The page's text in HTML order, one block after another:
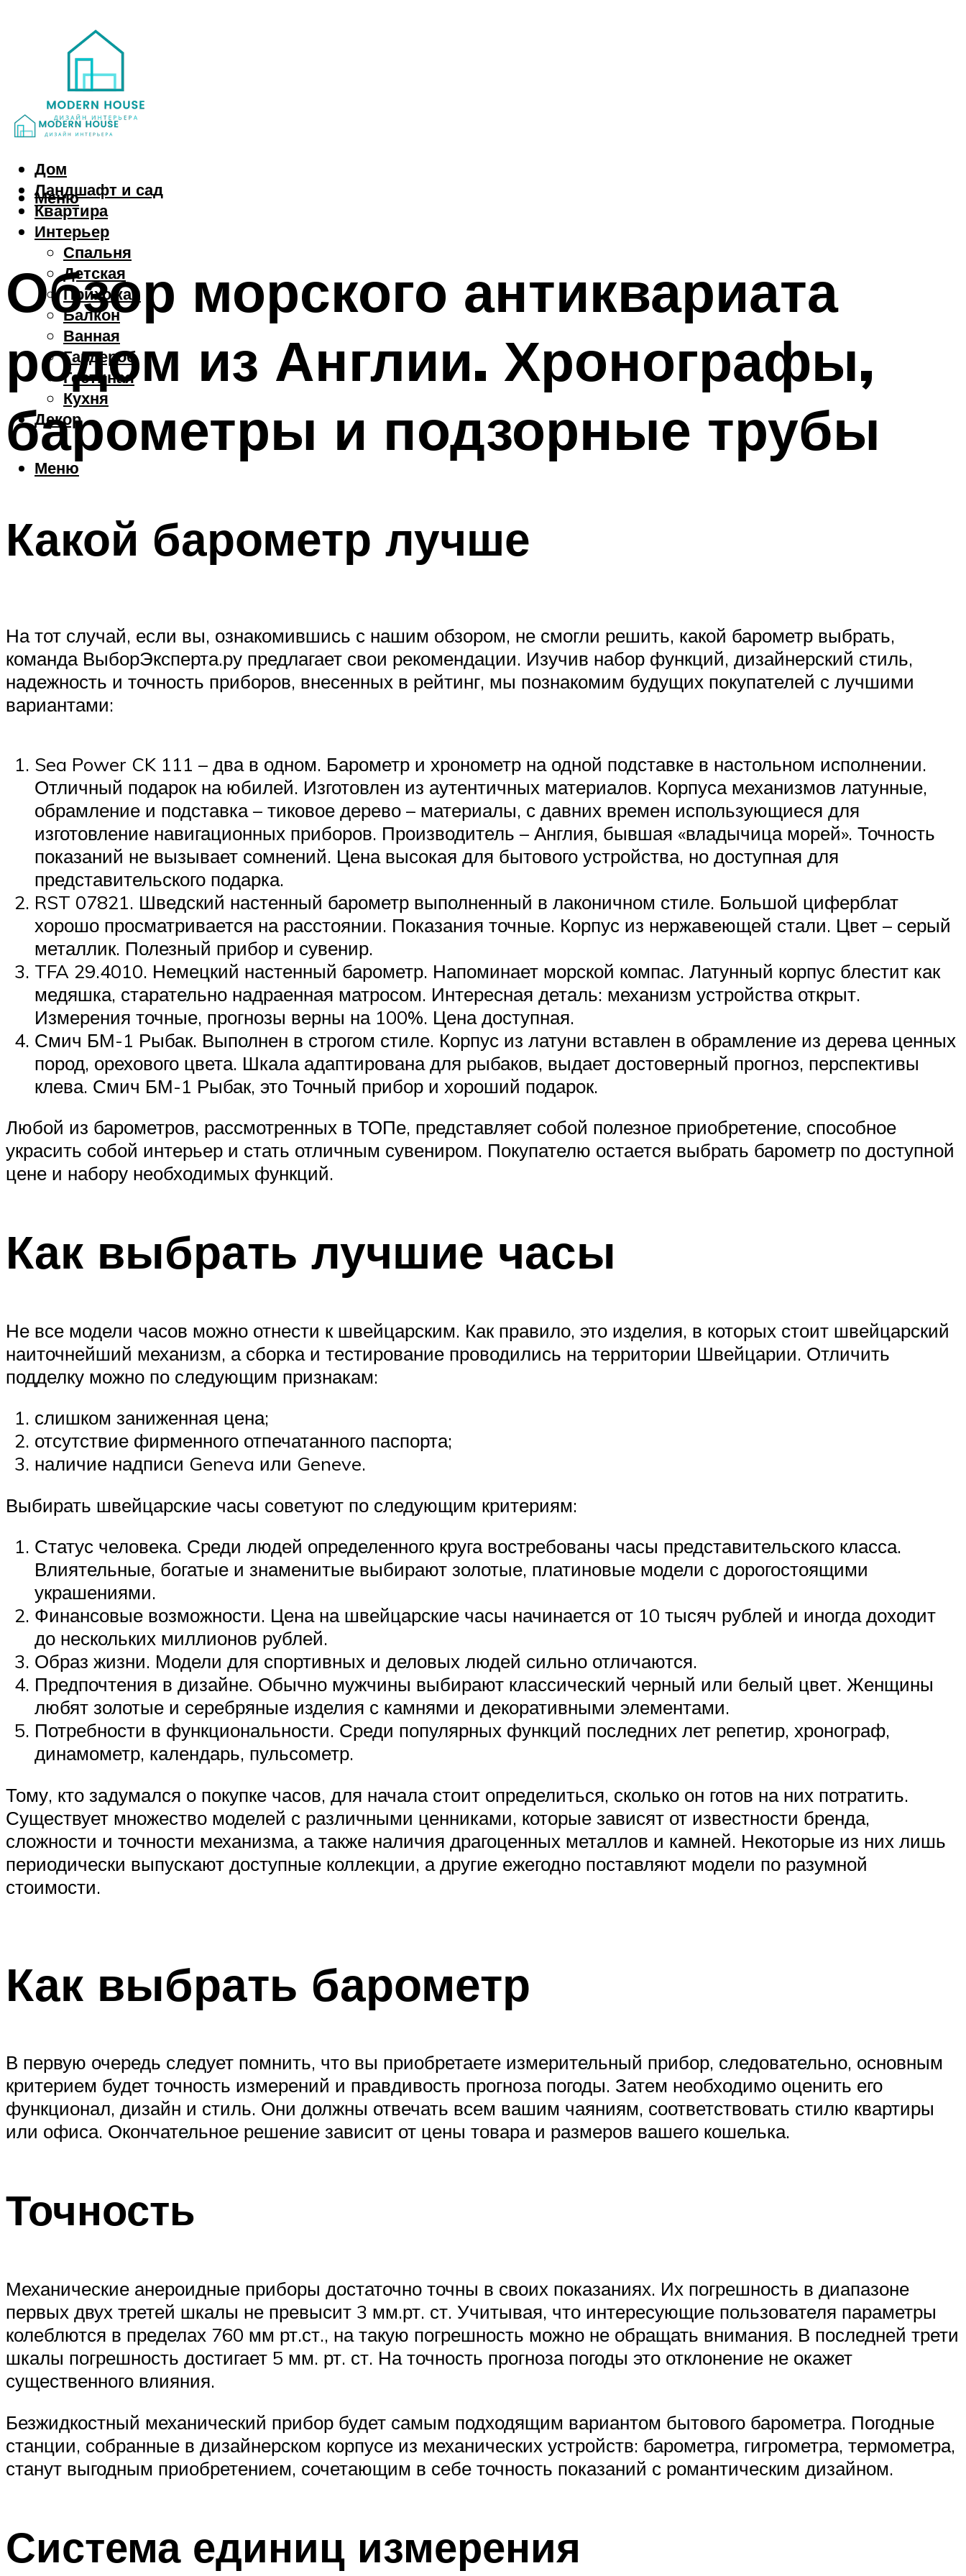
Дом
Ландшафт и сад
Квартира
Интерьер
Спальня
Детская
Прихожая
Балкон
Ванная
Гардероб
Гостиная
Кухня
Декор
Меню
Меню
Обзор морского антиквариата
родом из Англии. Хронографы,
барометры и подзорные трубы
Какой барометр лучше
На тот случай, если вы, ознакомившись с нашим обзором, не смогли решить, какой барометр выбрать,
команда ВыборЭксперта.ру предлагает свои рекомендации. Изучив набор функций, дизайнерский стиль,
надежность и точность приборов, внесенных в рейтинг, мы познакомим будущих покупателей с лучшими
вариантами:
Sea Power CK 111 – два в одном. Барометр и хронометр на одной подставке в настольном исполнении.
Отличный подарок на юбилей. Изготовлен из аутентичных материалов. Корпуса механизмов латунные,
обрамление и подставка – тиковое дерево – материалы, с давних времен использующиеся для
изготовление навигационных приборов. Производитель – Англия, бывшая «владычица морей». Точность
показаний не вызывает сомнений. Цена высокая для бытового устройства, но доступная для
представительского подарка.
RST 07821. Шведский настенный барометр выполненный в лаконичном стиле. Большой циферблат
хорошо просматривается на расстоянии. Показания точные. Корпус из нержавеющей стали. Цвет – серый
металлик. Полезный прибор и сувенир.
TFA 29.4010. Немецкий настенный барометр. Напоминает морской компас. Латунный корпус блестит как
медяшка, старательно надраенная матросом. Интересная деталь: механизм устройства открыт.
Измерения точные, прогнозы верны на 100%. Цена доступная.
Смич БМ-1 Рыбак. Выполнен в строгом стиле. Корпус из латуни вставлен в обрамление из дерева ценных
пород, орехового цвета. Шкала адаптирована для рыбаков, выдает достоверный прогноз, перспективы
клева. Смич БМ-1 Рыбак, это Точный прибор и хороший подарок.
Любой из барометров, рассмотренных в ТОПе, представляет собой полезное приобретение, способное
украсить собой интерьер и стать отличным сувениром. Покупателю остается выбрать барометр по доступной
цене и набору необходимых функций.
Как выбрать лучшие часы
Не все модели часов можно отнести к швейцарским. Как правило, это изделия, в которых стоит швейцарский
наиточнейший механизм, а сборка и тестирование проводились на территории Швейцарии. Отличить
подделку можно по следующим признакам:
слишком заниженная цена;
отсутствие фирменного отпечатанного паспорта;
наличие надписи Geneva или Geneve.
Выбирать швейцарские часы советуют по следующим критериям:
Статус человека. Среди людей определенного круга востребованы часы представительского класса.
Влиятельные, богатые и знаменитые выбирают золотые, платиновые модели с дорогостоящими
украшениями.
Финансовые возможности. Цена на швейцарские часы начинается от 10 тысяч рублей и иногда доходит
до нескольких миллионов рублей.
Образ жизни. Модели для спортивных и деловых людей сильно отличаются.
Предпочтения в дизайне. Обычно мужчины выбирают классический черный или белый цвет. Женщины
любят золотые и серебряные изделия с камнями и декоративными элементами.
Потребности в функциональности. Среди популярных функций последних лет репетир, хронограф,
динамометр, календарь, пульсометр.
Тому, кто задумался о покупке часов, для начала стоит определиться, сколько он готов на них потратить.
Существует множество моделей с различными ценниками, которые зависят от известности бренда,
сложности и точности механизма, а также наличия драгоценных металлов и камней. Некоторые из них лишь
периодически выпускают доступные коллекции, а другие ежегодно поставляют модели по разумной
стоимости.
Как выбрать барометр
В первую очередь следует помнить, что вы приобретаете измерительный прибор, следовательно, основным
критерием будет точность измерений и правдивость прогноза погоды. Затем необходимо оценить его
функционал, дизайн и стиль. Они должны отвечать всем вашим чаяниям, соответствовать стилю квартиры
или офиса. Окончательное решение зависит от цены товара и размеров вашего кошелька.
Точность
Механические анероидные приборы достаточно точны в своих показаниях. Их погрешность в диапазоне
первых двух третей шкалы не превысит 3 мм.рт. ст. Учитывая, что интересующие пользователя параметры
колеблются в пределах 760 мм рт.ст., на такую погрешность можно не обращать внимания. В последней трети
шкалы погрешность достигает 5 мм. рт. ст. На точность прогноза погоды это отклонение не окажет
существенного влияния.
Безжидкостный механический прибор будет самым подходящим вариантом бытового барометра. Погодные
станции, собранные в дизайнерском корпусе из механических устройств: барометра, гигрометра, термометра,
станут выгодным приобретением, сочетающим в себе точность показаний с романтическим дизайном.
Система единиц измерения